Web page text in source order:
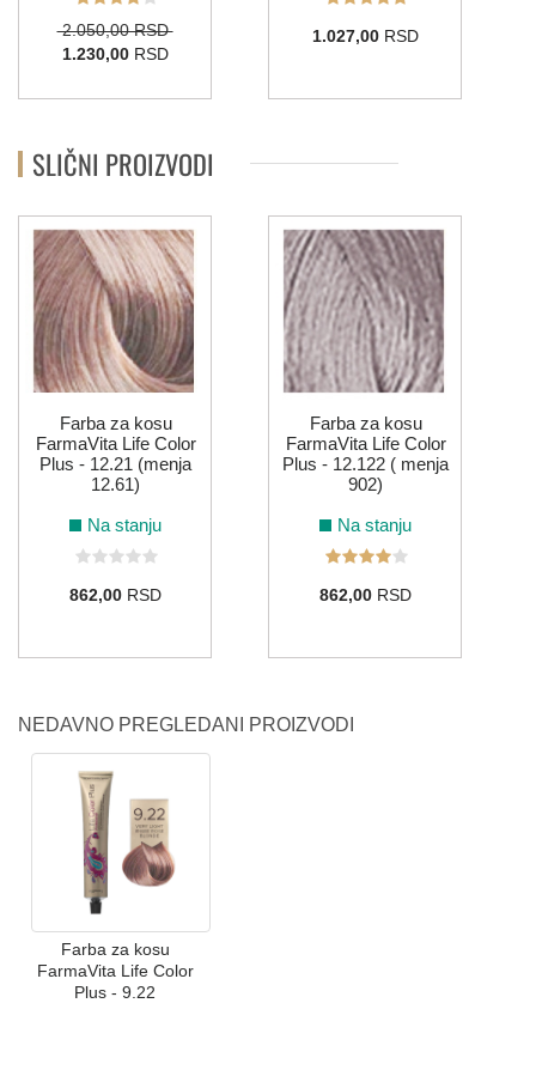
2.050,00 RSD
1.230,00RSD
1.027,00RSD
SLIČNI PROIZVODI
Farba za kosu
FarmaVita Life Color
Plus - 12.21 (menja
12.61)
Na stanju
862,00RSD
Farba za kosu
FarmaVita Life Color
Plus - 12.122 ( menja
902)
Na stanju
862,00RSD
NEDAVNO PREGLEDANI PROIZVODI
Farba za kosu
FarmaVita Life Color
Plus - 9.22